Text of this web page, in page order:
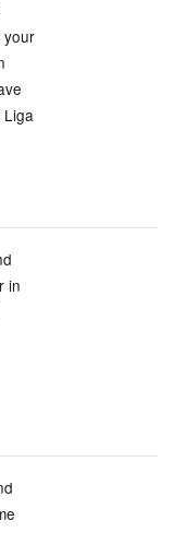
your
Liga
in